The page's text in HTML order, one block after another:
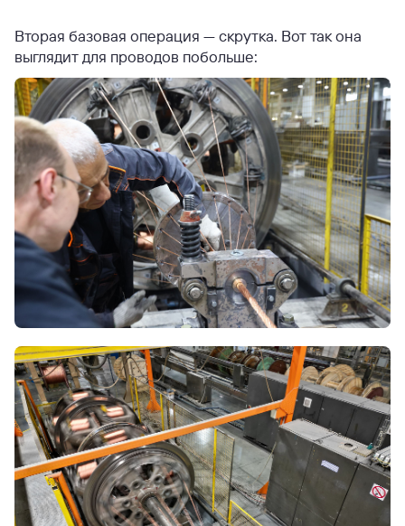
Вторая базовая операция — скрутка. Вот так она
выглядит для проводов побольше: